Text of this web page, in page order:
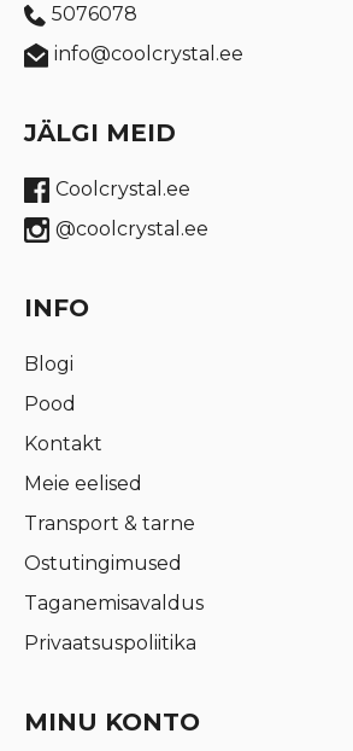
5076078
info@coolcrystal.ee
JÄLGI MEID
Coolcrystal.ee
@coolcrystal.ee
INFO
Blogi
Pood
Kontakt
Meie eelised
Transport & tarne
Ostutingimused
Taganemisavaldus
Privaatsuspoliitika
MINU KONTO